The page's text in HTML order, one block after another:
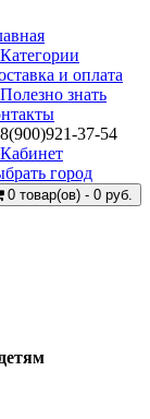
Категории
и оплата
Полезно знать
8(900)921-37-54
Кабинет
город
0 товар(ов) - 0 руб.